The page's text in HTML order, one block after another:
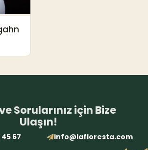
Sorularınız için Bize
Ulaşın!
45 67 info@lafloresta.com